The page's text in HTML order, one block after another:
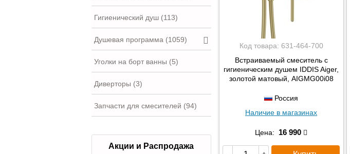
Гигиенический душ (113)
Душевая программа (1059)
Уголки на борт ванны (5)
Диверторы (3)
Запчасти для смесителей (94)
Акции и Распродажа
RAGLO
ESKO
Код товара: 631-464-700
Встраиваемый смеситель с
гигиеническим душем IDDIS Aiger,
золотой матовый, AIGMG00i08
Россия
Наличие в магазинах
Цена: 16 990